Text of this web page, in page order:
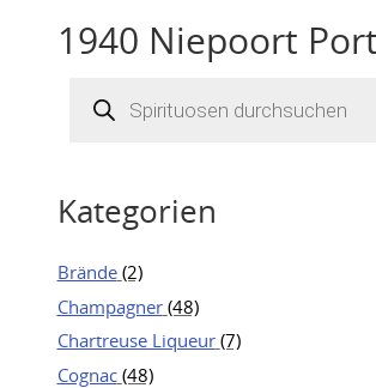
1940 Niepoort Port
search
Kategorien
Brände (2)
Champagner (48)
Chartreuse Liqueur (7)
Cognac (48)